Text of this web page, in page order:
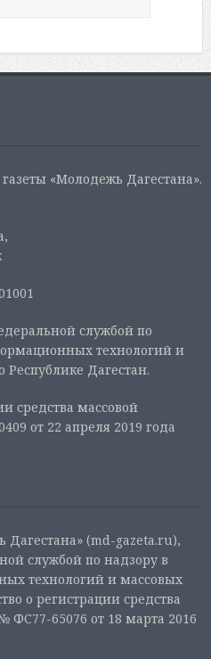
«Молодежь Дагестана».
службой по
технологий и
Дагестан.
средства массовой
от 22 апреля 2019 года
(md-gazeta.ru),
службой по надзору в
технологий и массовых
о регистрации средства
65076 от 18 марта 2016